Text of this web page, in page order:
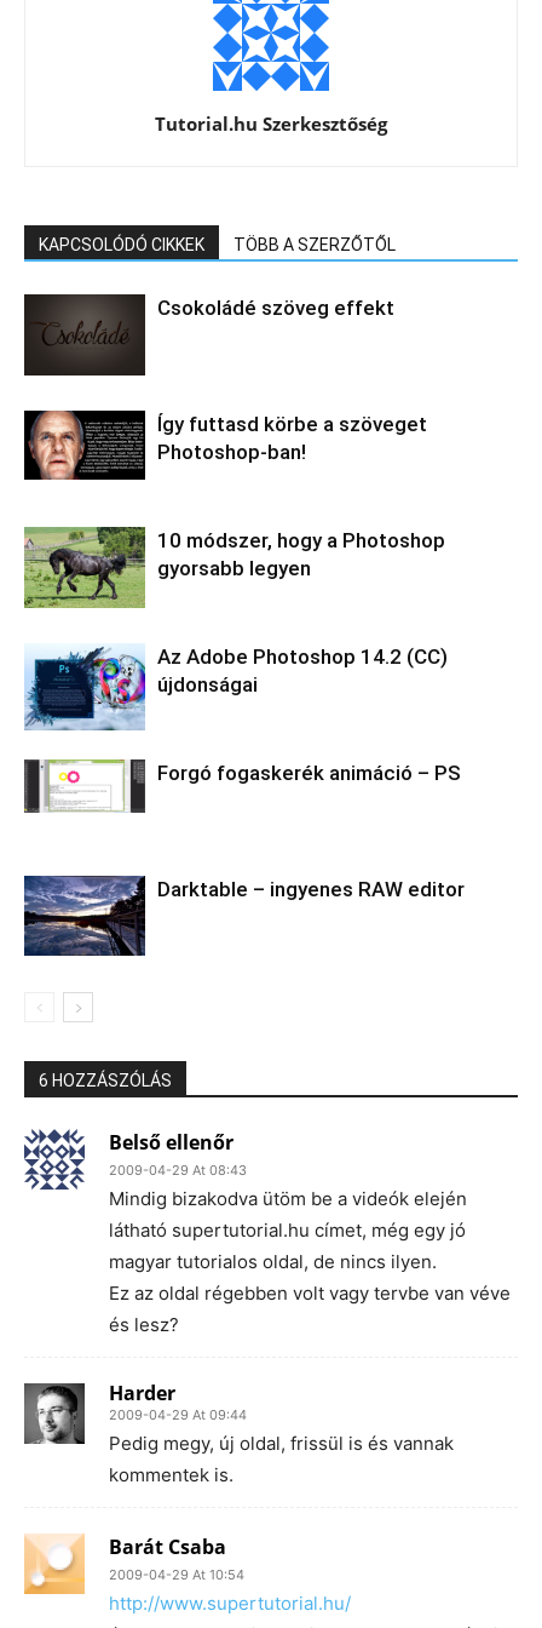
Tutorial.hu Szerkesztőség
KAPCSOLÓDÓ CIKKEK TÖBB A SZERZŐTŐL
Csokoládé szöveg effekt
Így futtasd körbe a szöveget
Photoshop-ban!
10 módszer, hogy a Photoshop
gyorsabb legyen
Az Adobe Photoshop 14.2 (CC)
újdonságai
Forgó fogaskerék animáció – PS
Darktable – ingyenes RAW editor
6 HOZZÁSZÓLÁS
Belső ellenőr
2009-04-29 At 08:43
Mindig bizakodva ütöm be a videók elején
látható supertutorial.hu címet, még egy jó
magyar tutorialos oldal, de nincs ilyen.
Ez az oldal régebben volt vagy tervbe van véve
és lesz?
Harder
2009-04-29 At 09:44
Pedig megy, új oldal, frissül is és vannak
kommentek is.
Barát Csaba
2009-04-29 At 10:54
http://www.supertutorial.hu/